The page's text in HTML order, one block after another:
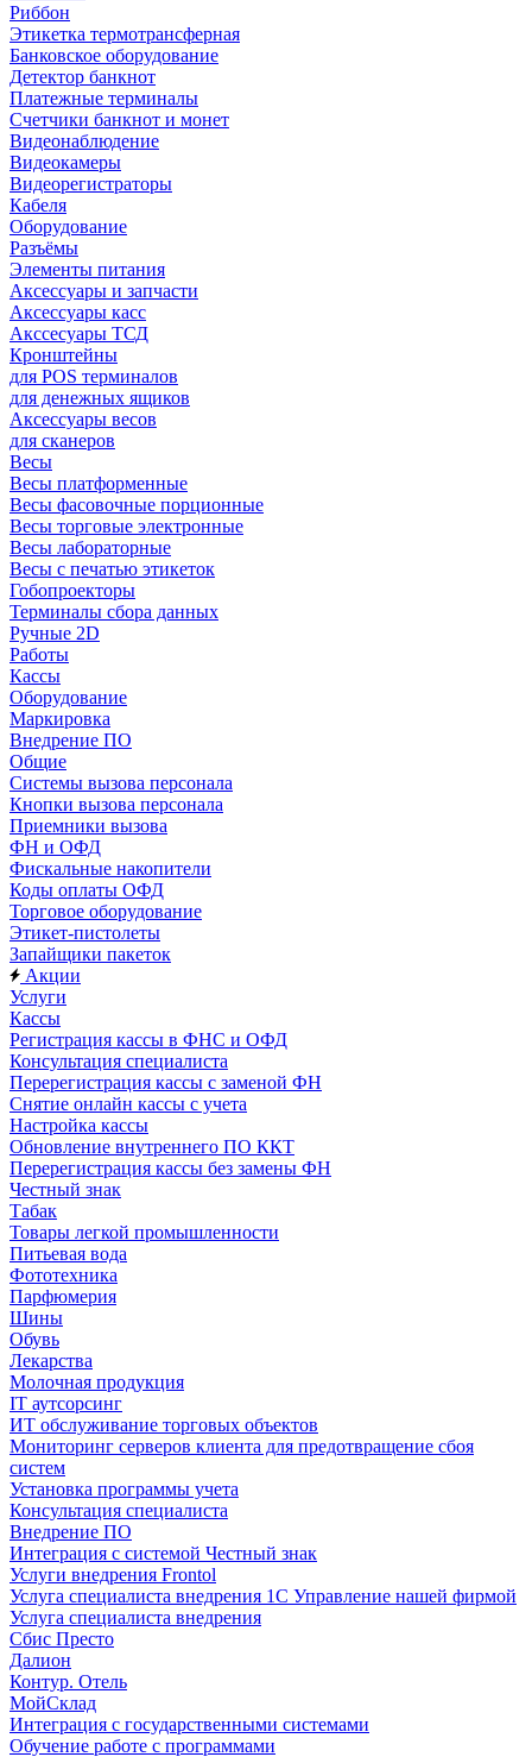
Риббон
Этикетка термотрансферная
Банковское оборудование
Детектор банкнот
Платежные терминалы
Счетчики банкнот и монет
Видеонаблюдение
Видеокамеры
Видеорегистраторы
Кабеля
Оборудование
Разъёмы
Элементы питания
Аксессуары и запчасти
Аксессуары касс
Акссесуары ТСД
Кронштейны
для POS терминалов
для денежных ящиков
Аксессуары весов
для сканеров
Весы
Весы платформенные
Весы фасовочные порционные
Весы торговые электронные
Весы лабораторные
Весы с печатью этикеток
Гобопроекторы
Терминалы сбора данных
Ручные 2D
Работы
Кассы
Оборудование
Маркировка
Внедрение ПО
Общие
Системы вызова персонала
Кнопки вызова персонала
Приемники вызова
ФН и ОФД
Фискальные накопители
Коды оплаты ОФД
Торговое оборудование
Этикет-пистолеты
Запайщики пакеток
Акции
Услуги
Кассы
Регистрация кассы в ФНС и ОФД
Консультация специалиста
Перерегистрация кассы с заменой ФН
Снятие онлайн кассы с учета
Настройка кассы
Обновление внутреннего ПО ККТ
Перерегистрация кассы без замены ФН
Честный знак
Табак
Товары легкой промышленности
Питьевая вода
Фототехника
Парфюмерия
Шины
Обувь
Лекарства
Молочная продукция
IT аутсорсинг
ИТ обслуживание торговых объектов
Мониторинг серверов клиента для предотвращение сбоя
систем
Установка программы учета
Консультация специалиста
Внедрение ПО
Интеграция с системой Честный знак
Услуги внедрения Frontol
Услуга специалиста внедрения 1С Управление нашей фирмой
Услуга специалиста внедрения
Сбис Престо
Далион
Контур. Отель
МойСклад
Интеграция с государственными системами
Обучение работе с программами